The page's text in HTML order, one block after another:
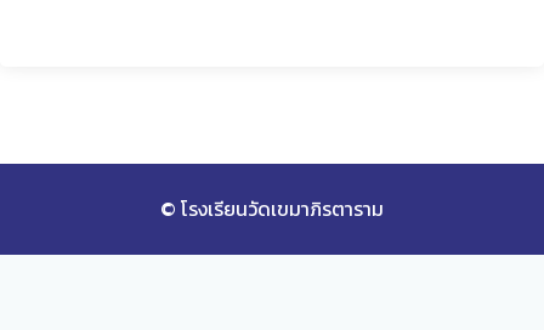
© โรงเรียนวัดเขมาภิรตาราม